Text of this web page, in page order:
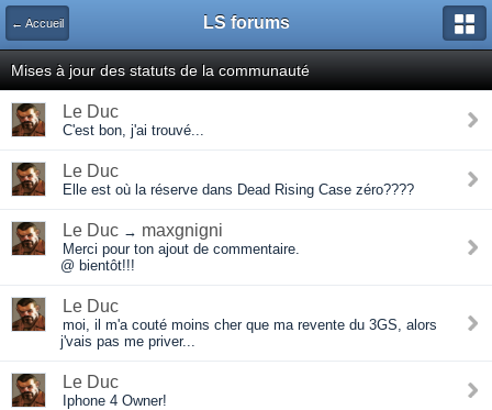
← Accueil LS forums
Mises à jour des statuts de la communauté
Le Duc
C'est bon, j'ai trouvé...
Le Duc
Elle est où la réserve dans Dead Rising Case zéro????
Le Duc → maxgnigni
Merci pour ton ajout de commentaire.
@ bientôt!!!
Le Duc
moi, il m'a couté moins cher que ma revente du 3GS, alors
j'vais pas me priver...
Le Duc
Iphone 4 Owner!